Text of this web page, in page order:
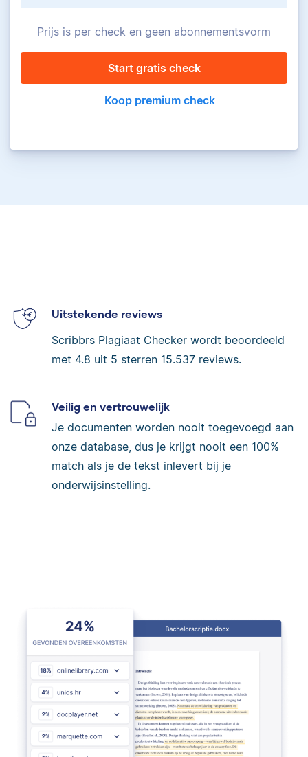
Prijs is per check en geen abonnementsvorm
Start gratis check
Koop premium check
Uitstekende reviews
Scribbrs Plagiaat Checker wordt beoordeeld
met 4.8 uit 5 sterren 15.537 reviews.
Veilig en vertrouwelijk
Je documenten worden nooit toegevoegd aan
onze database, dus je krijgt nooit een 100%
match als je de tekst inlevert bij je
onderwijsinstelling.